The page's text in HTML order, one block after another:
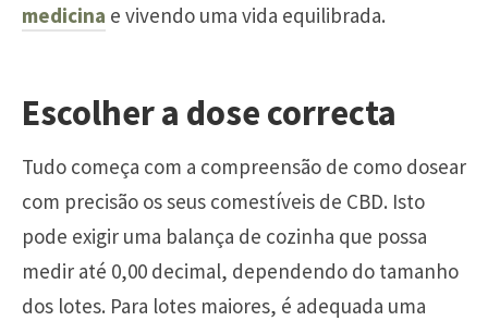
medicina e vivendo uma vida equilibrada.
Escolher a dose correcta
Tudo começa com a compreensão de como dosear
com precisão os seus comestíveis de CBD. Isto
pode exigir uma balança de cozinha que possa
medir até 0,00 decimal, dependendo do tamanho
dos lotes. Para lotes maiores, é adequada uma